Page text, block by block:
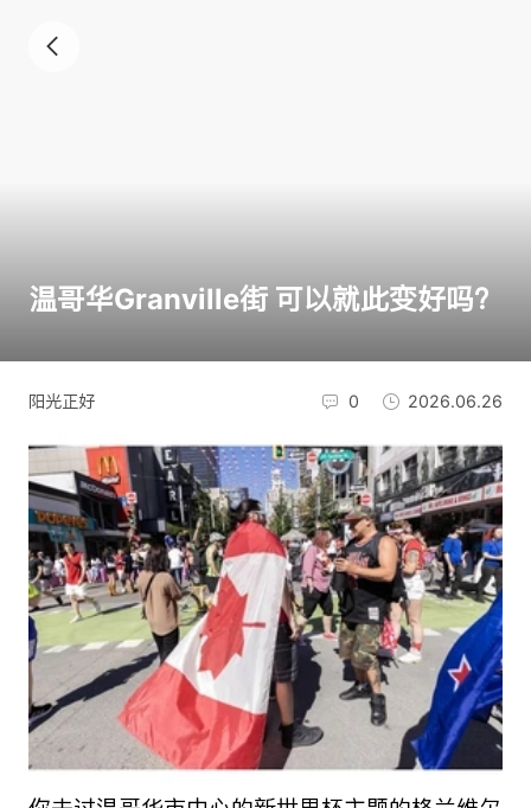
温哥华Granville街 可以就此变好吗？
阳光正好 0 2026.06.26